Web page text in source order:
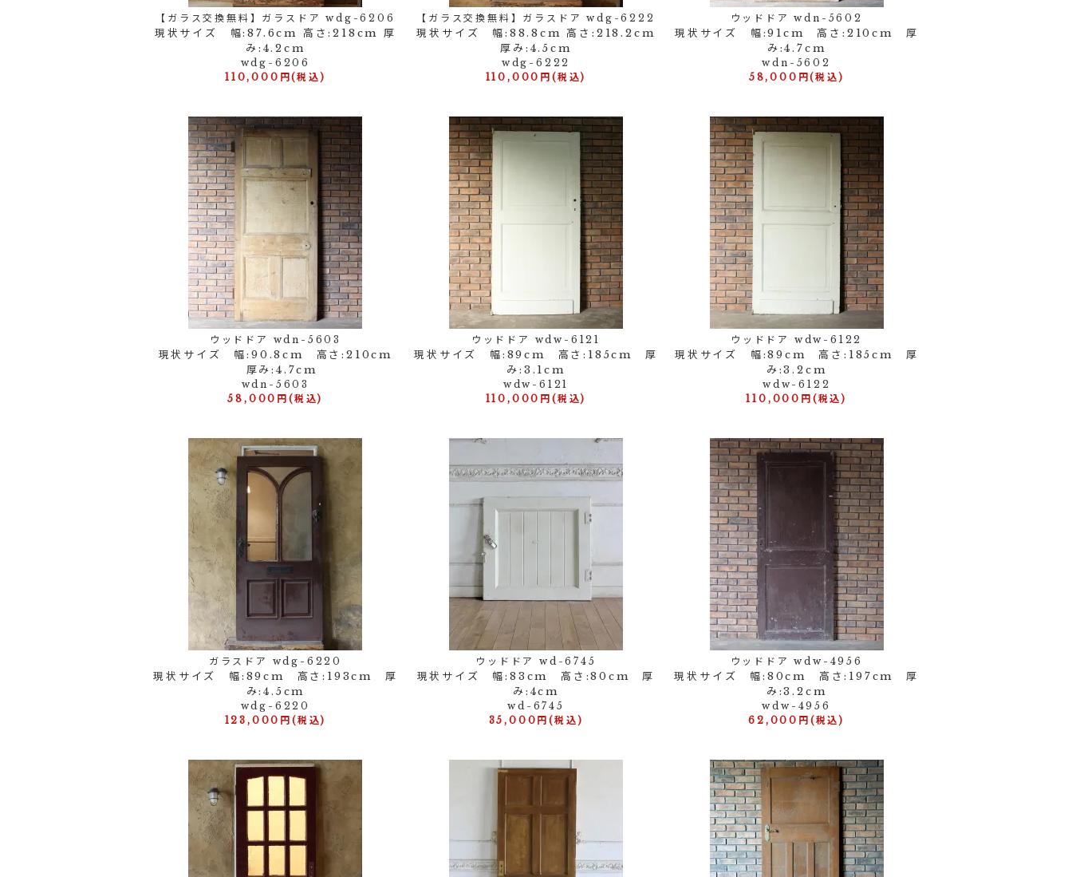
【ガラス交換無料】ガラスドア wdg-6206
現状サイズ 幅:87.6cm 高さ:218cm 厚
み:4.2cm
wdg-6206
110,000円(税込)
【ガラス交換無料】ガラスドア wdg-6222
現状サイズ 幅:88.8cm 高さ:218.2cm
厚み:4.5cm
wdg-6222
110,000円(税込)
ウッドドア wdn-5602
現状サイズ 幅:91cm 高さ:210cm 厚
み:4.7cm
wdn-5602
58,000円(税込)
ウッドドア wdn-5603
現状サイズ 幅:90.8cm 高さ:210cm
厚み:4.7cm
wdn-5603
58,000円(税込)
ウッドドア wdw-6121
現状サイズ 幅:89cm 高さ:185cm 厚
み:3.1cm
wdw-6121
110,000円(税込)
ウッドドア wdw-6122
現状サイズ 幅:89cm 高さ:185cm 厚
み:3.2cm
wdw-6122
110,000円(税込)
ガラスドア wdg-6220
現状サイズ 幅:89cm 高さ:193cm 厚
み:4.5cm
wdg-6220
123,000円(税込)
ウッドドア wd-6745
現状サイズ 幅:83cm 高さ:80cm 厚
み:4cm
wd-6745
35,000円(税込)
ウッドドア wdw-4956
現状サイズ 幅:80cm 高さ:197cm 厚
み:3.2cm
wdw-4956
62,000円(税込)